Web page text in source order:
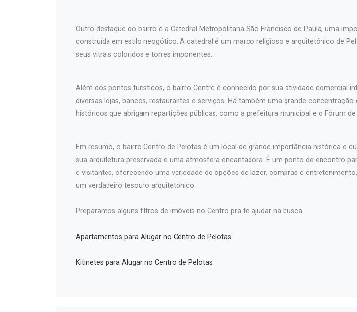
Outro destaque do bairro é a Catedral Metropolitana São Francisco de Paula, uma
construída em estilo neogótico. A catedral é um marco religioso e arquitetônico de
seus vitrais coloridos e torres imponentes.
Além dos pontos turísticos, o bairro Centro é conhecido por sua atividade comercial
diversas lojas, bancos, restaurantes e serviços. Há também uma grande concentração
históricos que abrigam repartições públicas, como a prefeitura municipal e o Fórum de
Em resumo, o bairro Centro de Pelotas é um local de grande importância histórica e
sua arquitetura preservada e uma atmosfera encantadora. É um ponto de encontro
e visitantes, oferecendo uma variedade de opções de lazer, compras e
um verdadeiro tesouro arquitetônico.
Preparamos alguns filtros de imóveis no Centro pra te ajudar na busca.
Apartamentos para Alugar no Centro de Pelotas
Kitinetes para Alugar no Centro de Pelotas